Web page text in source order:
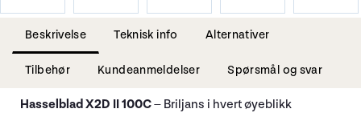
Beskrivelse Teknisk info Alternativer
Tilbehør Kundeanmeldelser Spørsmål og svar
Hasselblad X2D II 100C– Briljans i hvert øyeblikk